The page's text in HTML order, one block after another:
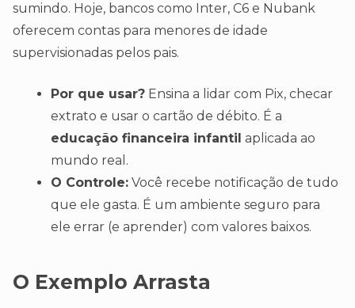
sumindo. Hoje, bancos como Inter, C6 e Nubank
oferecem contas para menores de idade
supervisionadas pelos pais.
Por que usar? Ensina a lidar com Pix, checar
extrato e usar o cartão de débito. É a
educação financeira infantil aplicada ao
mundo real.
O Controle: Você recebe notificação de tudo
que ele gasta. É um ambiente seguro para
ele errar (e aprender) com valores baixos.
O Exemplo Arrasta